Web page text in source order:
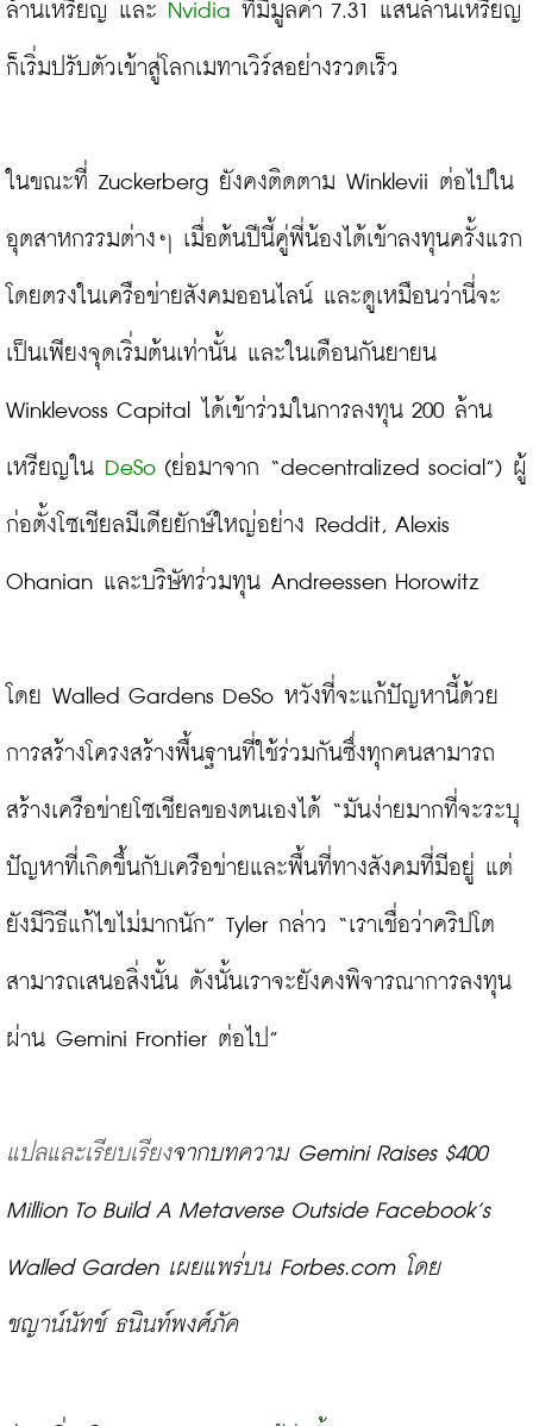
ล้านเหรียญ และ Nvidia ที่มีมูลค่า 7.31 แสนล้านเหรียญ
ก็เริ่มปรับตัวเข้าสู่โลกเมทาเวิร์สอย่างรวดเร็ว
ในขณะที่ Zuckerberg ยังคงติดตาม Winklevii ต่อไปใน
อุตสาหกรรมต่างๆ เมื่อต้นปีนี้คู่พี่น้องได้เข้าลงทุนครั้งแรก
โดยตรงในเครือข่ายสังคมออนไลน์ และดูเหมือนว่านี่จะ
เป็นเพียงจุดเริ่มต้นเท่านั้น และในเดือนกันยายน
Winklevoss Capital ได้เข้าร่วมในการลงทุน 200 ล้าน
เหรียญใน DeSo (ย่อมาจาก “decentralized social”) ผู้
ก่อตั้งโซเชียลมีเดียยักษ์ใหญ่อย่าง Reddit, Alexis
Ohanian และบริษัทร่วมทุน Andreessen Horowitz
โดย Walled Gardens DeSo หวังที่จะแก้ปัญหานี้ด้วย
การสร้างโครงสร้างพื้นฐานที่ใช้ร่วมกันซึ่งทุกคนสามารถ
สร้างเครือข่ายโซเชียลของตนเองได้ “มันง่ายมากที่จะระบุ
ปัญหาที่เกิดขึ้นกับเครือข่ายและพื้นที่ทางสังคมที่มีอยู่ แต่
ยังมีวิธีแก้ไขไม่มากนัก” Tyler กล่าว “เราเชื่อว่าคริปโต
สามารถเสนอสิ่งนั้น ดังนั้นเราจะยังคงพิจารณาการลงทุน
ผ่าน Gemini Frontier ต่อไป”
แปลและเรียบเรียงจากบทความ Gemini Raises $400
Million To Build A Metaverse Outside Facebook’s
Walled Garden เผยแพร่บน Forbes.com โดย
ชญาน์นัทช์ ธนินท์พงศ์ภัค